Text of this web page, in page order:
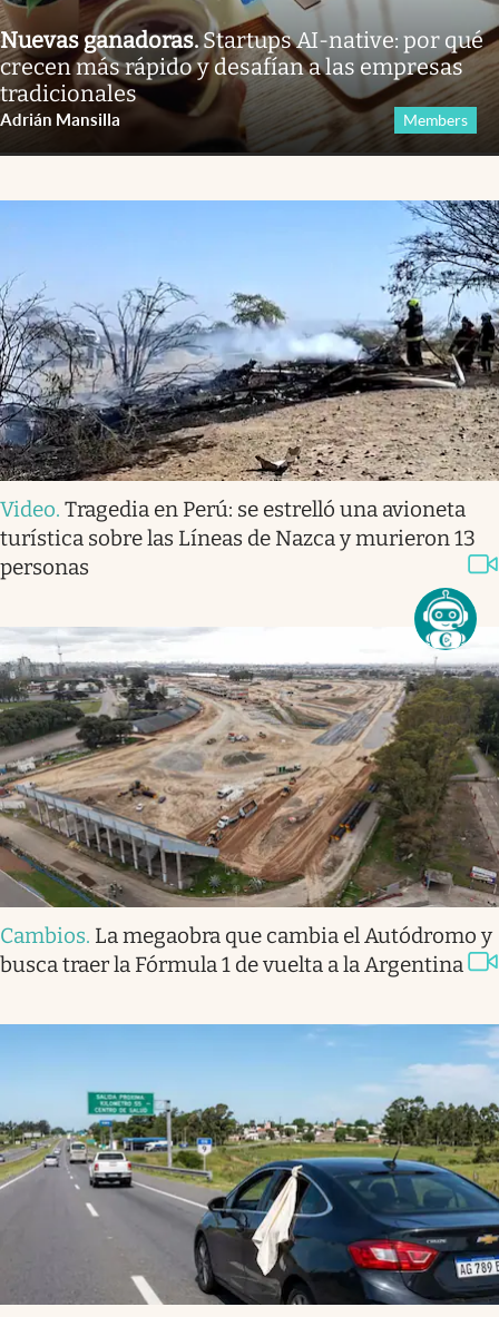
Nuevas ganadoras.Startups AI-native: por qué
crecen más rápido y desafían a las empresas
tradicionales
Adrián Mansilla Members
Video. Tragedia en Perú: se estrelló una avioneta
turística sobre las Líneas de Nazca y murieron 13
personas
Cambios. La megaobra que cambia el Autódromo y
busca traer la Fórmula 1 de vuelta a la Argentina